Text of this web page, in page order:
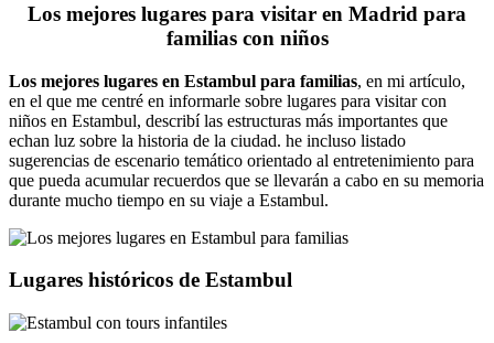
Los mejores lugares para visitar en Madrid para
familias con niños
Los mejores lugares en Estambul para familias, en mi artículo,
en el que me centré en informarle sobre lugares para visitar con
niños en Estambul, describí las estructuras más importantes que
echan luz sobre la historia de la ciudad. he incluso listado
sugerencias de escenario temático orientado al entretenimiento para
que pueda acumular recuerdos que se llevarán a cabo en su memoria
durante mucho tiempo en su viaje a Estambul.
Lugares históricos de Estambul